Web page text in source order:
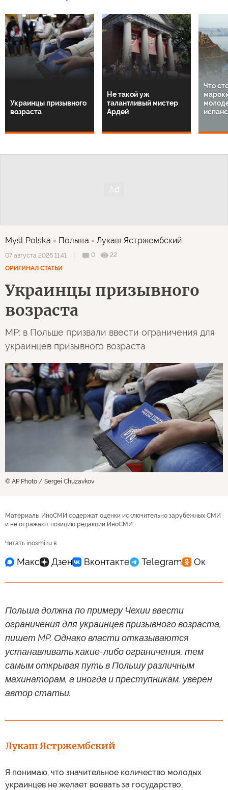
Украинцы призывного
возраста
Не такой уж
талантливый мистер
Ардей
Что
Myśl Polska Польша Лукаш Ястржембский
07 августа 2026 11:41 0
22
ОРИГИНАЛ СТАТЬИ
Украинцы призывного
возраста
MP: в Польше призвали ввести ограничения для
украинцев призывного возраста
© AP Photo / Sergei Chuzavkov
Материалы ИноСМИ содержат оценки исключительно зарубежных СМИ
и не отражают позицию редакции ИноСМИ
Читать inosmi.ru в
Польша должна по примеру Чехии ввести
ограничения для украинцев призывного возраста,
пишет MP. Однако власти отказываются
устанавливать какие-либо ограничения, тем
самым открывая путь в Польшу различным
махинаторам, а иногда и преступникам, уверен
автор статьи.
Лукаш Ястржембский
Я понимаю, что значительное количество молодых
украинцев не желает воевать за государство,